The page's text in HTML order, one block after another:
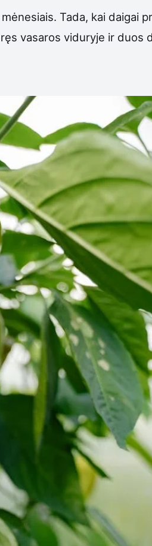
Tada, kai daigai
vasaros viduryje ir duos